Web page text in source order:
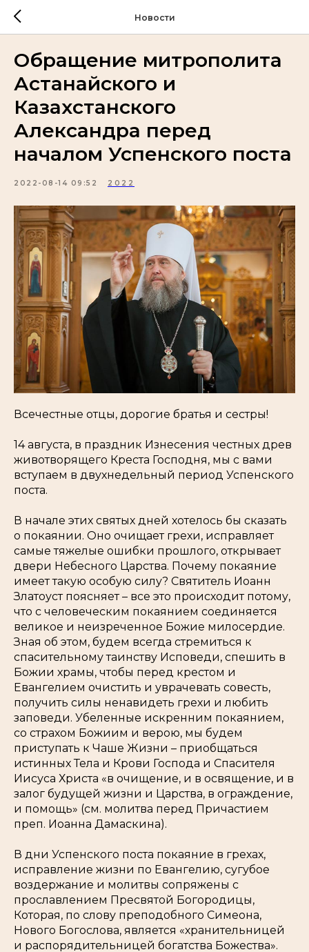
Новости
Обращение митрополита
Астанайского и
Казахстанского
Александра перед
началом Успенского поста
2022-08-14 09:52 2022
Всечестные отцы, дорогие братья и сестры!
14 августа, в праздник Изнесения честных древ
животворящего Креста Господня, мы с вами
вступаем в двухнедельный период Успенского
поста.
В начале этих святых дней хотелось бы сказать
о покаянии. Оно очищает грехи, исправляет
самые тяжелые ошибки прошлого, открывает
двери Небесного Царства. Почему покаяние
имеет такую особую силу? Святитель Иоанн
Златоуст поясняет – все это происходит потому,
что с человеческим покаянием соединяется
великое и неизреченное Божие милосердие.
Зная об этом, будем всегда стремиться к
спасительному таинству Исповеди, спешить в
Божии храмы, чтобы перед крестом и
Евангелием очистить и уврачевать совесть,
получить силы ненавидеть грехи и любить
заповеди. Убеленные искренним покаянием,
со страхом Божиим и верою, мы будем
приступать к Чаше Жизни – приобщаться
истинных Тела и Крови Господа и Спасителя
Иисуса Христа «в очищение, и в освящение, и в
залог будущей жизни и Царства, в ограждение,
и помощь» (см. молитва перед Причастием
преп. Иоанна Дамаскина).
В дни Успенского поста покаяние в грехах,
исправление жизни по Евангелию, сугубое
воздержание и молитвы сопряжены с
прославлением Пресвятой Богородицы,
Которая, по слову преподобного Симеона,
Нового Богослова, является «хранительницей
и распорядительницей богатства Божества».